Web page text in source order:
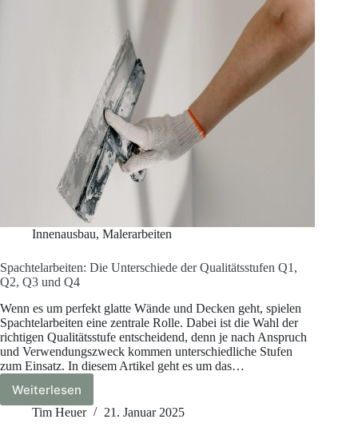
Innenausbau, Malerarbeiten
Spachtelarbeiten: Die Unterschiede der Qualitätsstufen Q1,
Q2, Q3 und Q4
Wenn es um perfekt glatte Wände und Decken geht, spielen
Spachtelarbeiten eine zentrale Rolle. Dabei ist die Wahl der
richtigen Qualitätsstufe entscheidend, denn je nach Anspruch
und Verwendungszweck kommen unterschiedliche Stufen
zum Einsatz. In diesem Artikel geht es um das…
WeiterlesenSpachtelarbeiten:
Die
Tim Heuer 21. Januar 2025